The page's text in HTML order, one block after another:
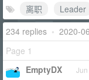
离职
Leader
234 replies • 2020-
Page 1
EmptyDX